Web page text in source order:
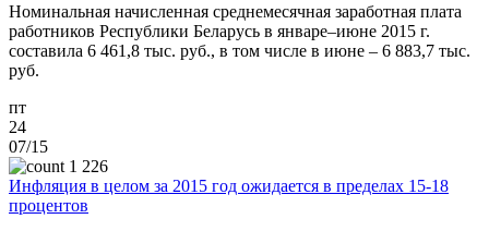
Номинальная начисленная среднемесячная заработная плата
работников Республики Беларусь в январе–июне 2015 г.
составила 6 461,8 тыс. руб., в том числе в июне – 6 883,7 тыс.
руб.
пт
24
07/15
1 226
Инфляция в целом за 2015 год ожидается в пределах 15-18
процентов